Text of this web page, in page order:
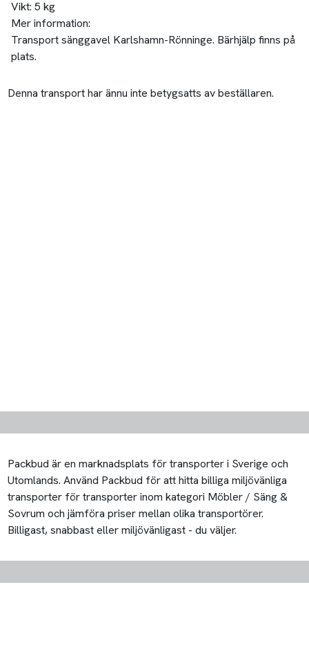
Vikt: 5 kg
Mer information:
Transport sänggavel Karlshamn-Rönninge. Bärhjälp finns på
plats.
Denna transport har ännu inte betygsatts av beställaren.
Packbud är en marknadsplats för transporter i Sverige och
Utomlands. Använd Packbud för att hitta billiga miljövänliga
transporter för transporter inom kategori Möbler / Säng &
Sovrum och jämföra priser mellan olika transportörer.
Billigast, snabbast eller miljövänligast - du väljer.